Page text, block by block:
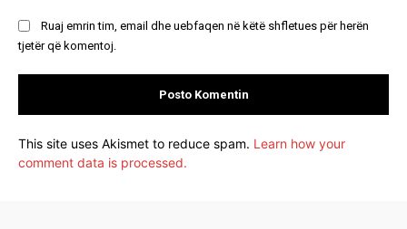
Ruaj emrin tim, email dhe uebfaqen në këtë shfletues për herën
tjetër që komentoj.
This site uses Akismet to reduce spam. Learn how your
comment data is processed.